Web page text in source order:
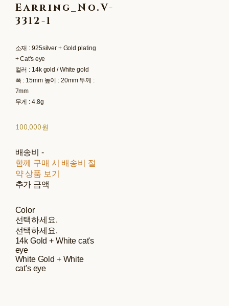
Earring_No.V-
3312-1
소재 : 925silver + Gold plating
+ Cat's eye
컬러 : 14k gold / White gold
폭 : 15mm 높이 : 20mm 두께 :
7mm
무게 : 4.8g
100,000원
배송비 -
함께 구매 시 배송비 절
약 상품 보기
추가 금액
Color
선택하세요.
선택하세요.
14k Gold + White cat's
eye
White Gold + White
cat's eye